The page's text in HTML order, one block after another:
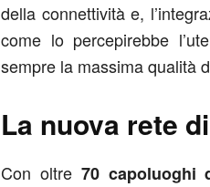
della connettività e,
come lo percepirebbe
sempre la massima qualità
La nuova rete
Con oltre 70 capoluoghi